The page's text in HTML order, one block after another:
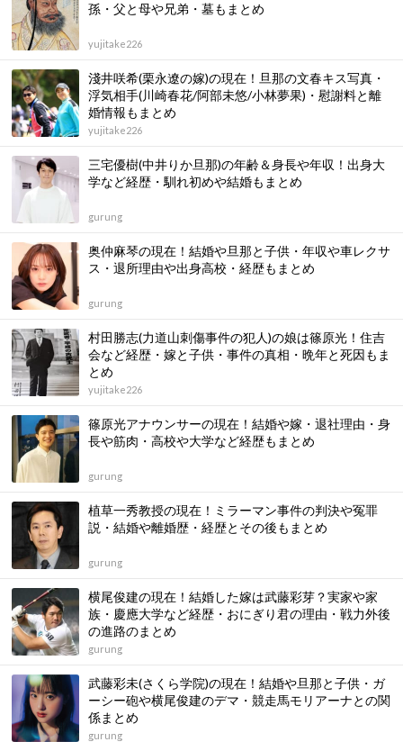
孫・父と母や兄弟・墓もまとめ
yujitake226
淺井咲希(栗永遼の嫁)の現在！旦那の文春キス写真・
浮気相手(川崎春花/阿部未悠/小林夢果)・慰謝料と離
婚情報もまとめ
yujitake226
三宅優樹(中井りか旦那)の年齢＆身長や年収！出身大
学など経歴・馴れ初めや結婚もまとめ
gurung
奥仲麻琴の現在！結婚や旦那と子供・年収や車レクサ
ス・退所理由や出身高校・経歴もまとめ
gurung
村田勝志(力道山刺傷事件の犯人)の娘は篠原光！住吉
会など経歴・嫁と子供・事件の真相・晩年と死因もま
とめ
yujitake226
篠原光アナウンサーの現在！結婚や嫁・退社理由・身
長や筋肉・高校や大学など経歴もまとめ
gurung
植草一秀教授の現在！ミラーマン事件の判決や冤罪
説・結婚や離婚歴・経歴とその後もまとめ
gurung
横尾俊建の現在！結婚した嫁は武藤彩芽？実家や家
族・慶應大学など経歴・おにぎり君の理由・戦力外後
の進路のまとめ
gurung
武藤彩未(さくら学院)の現在！結婚や旦那と子供・ガ
ーシー砲や横尾俊建のデマ・競走馬モリアーナとの関
係まとめ
gurung